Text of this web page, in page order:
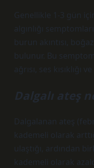
Genellikle 1-3 gün
algınlığı
burun akıntısı,
bulunur. Bu
ağrısı, ses
Dalgalı ateş
Dalgalanan ateş
kademeli olarak
ulaştığı, ardından
kademeli olarak